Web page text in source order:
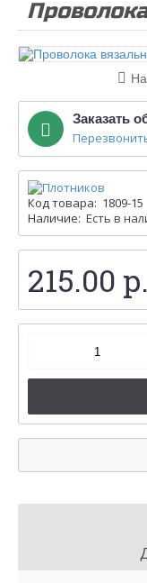
Заказать
Код товара: 1809-15
Наличие: Есть в
215.00 р.